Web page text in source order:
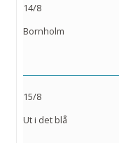
14/8
Bornholm
15/8
Ut i det blå